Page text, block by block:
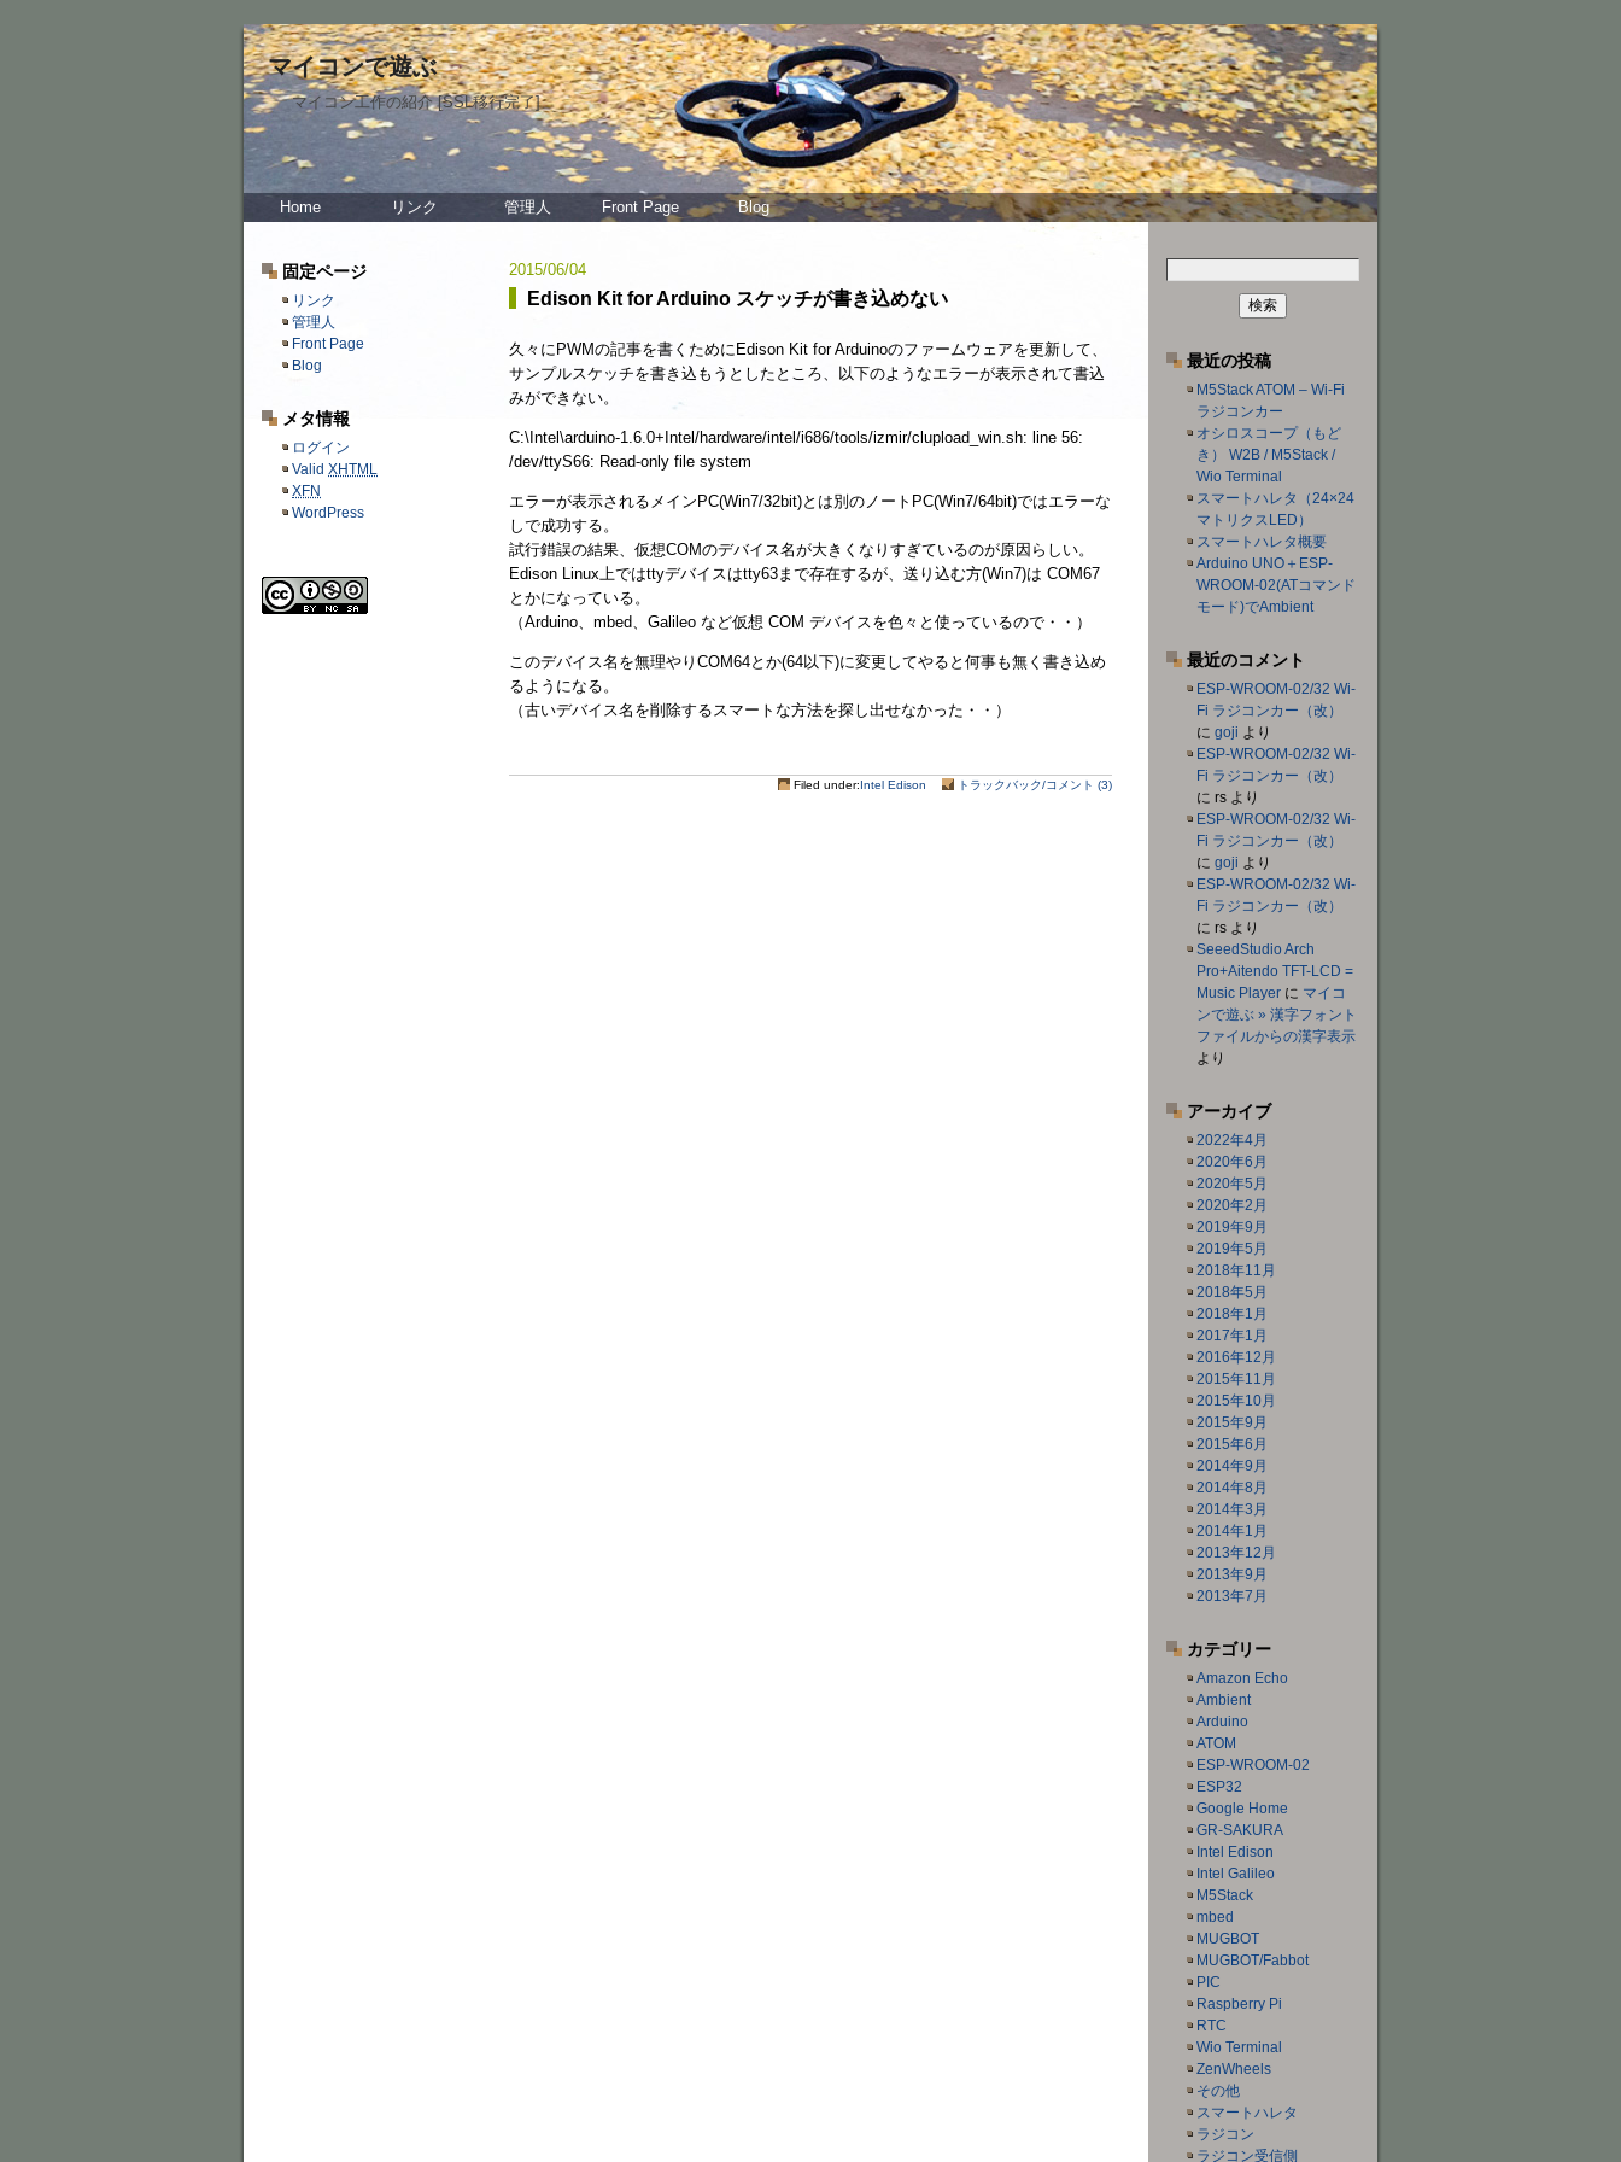
マイコンで遊ぶ
マイコン工作の紹介 [SSL移行完了]
Home リンク 管理人 Front Page Blog
2015/06/04
Edison Kit for Arduino スケッチが書き込めない
久々にPWMの記事を書くためにEdison Kit for Arduinoのファームウェアを更新して、
サンプルスケッチを書き込もうとしたところ、以下のようなエラーが表示されて書込
みができない。
C:\Intel\arduino-1.6.0+Intel/hardware/intel/i686/tools/izmir/clupload_win.sh: line 56:
/dev/ttyS66: Read-only file system
エラーが表示されるメインPC(Win7/32bit)とは別のノートPC(Win7/64bit)ではエラーな
しで成功する。
試行錯誤の結果、仮想COMのデバイス名が大きくなりすぎているのが原因らしい。
Edison Linux上ではttyデバイスはtty63まで存在するが、送り込む方(Win7)は COM67
とかになっている。
（Arduino、mbed、Galileo など仮想 COM デバイスを色々と使っているので・・）
このデバイス名を無理やりCOM64とか(64以下)に変更してやると何事も無く書き込め
るようになる。
（古いデバイス名を削除するスマートな方法を探し出せなかった・・）
Filed under:Intel Edison トラックバック/コメント (3)
固定ページ
リンク
管理人
Front Page
Blog
メタ情報
ログイン
Valid XHTML
XFN
WordPress
最近の投稿
M5Stack ATOM – Wi-Fi
ラジコンカー
オシロスコープ（もど
き） W2B / M5Stack /
Wio Terminal
スマートハレタ（24×24
マトリクスLED）
スマートハレタ概要
Arduino UNO＋ESP-
WROOM-02(ATコマンド
モード)でAmbient
最近のコメント
ESP-WROOM-02/32 Wi-
Fi ラジコンカー（改）
に goji より
ESP-WROOM-02/32 Wi-
Fi ラジコンカー（改）
に rs より
ESP-WROOM-02/32 Wi-
Fi ラジコンカー（改）
に goji より
ESP-WROOM-02/32 Wi-
Fi ラジコンカー（改）
に rs より
SeeedStudio Arch
Pro+Aitendo TFT-LCD =
Music Player に マイコ
ンで遊ぶ » 漢字フォント
ファイルからの漢字表示
より
アーカイブ
2022年4月
2020年6月
2020年5月
2020年2月
2019年9月
2019年5月
2018年11月
2018年5月
2018年1月
2017年1月
2016年12月
2015年11月
2015年10月
2015年9月
2015年6月
2014年9月
2014年8月
2014年3月
2014年1月
2013年12月
2013年9月
2013年7月
カテゴリー
Amazon Echo
Ambient
Arduino
ATOM
ESP-WROOM-02
ESP32
Google Home
GR-SAKURA
Intel Edison
Intel Galileo
M5Stack
mbed
MUGBOT
MUGBOT/Fabbot
PIC
Raspberry Pi
RTC
Wio Terminal
ZenWheels
その他
スマートハレタ
ラジコン
ラジコン受信側